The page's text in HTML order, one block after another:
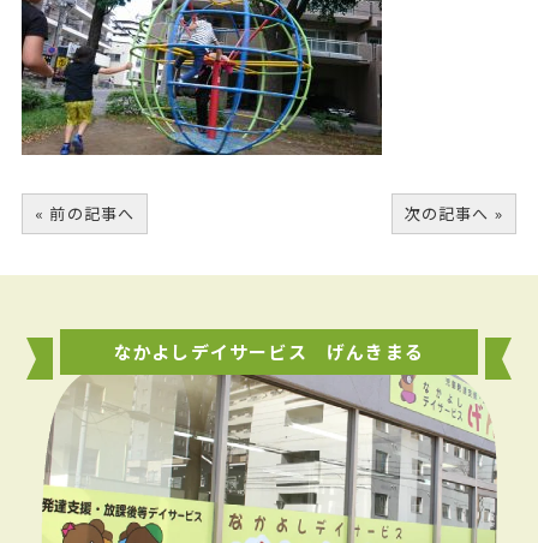
« 前の記事へ 次の記事へ »
なかよしデイサービス げんきまる